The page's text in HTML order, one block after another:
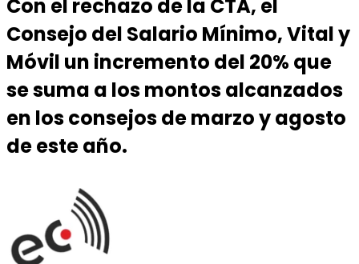
Con el rechazo de la CTA, el
Consejo del Salario Mínimo, Vital y
Móvil un incremento del 20% que
se suma a los montos alcanzados
en los consejos de marzo y agosto
de este año.